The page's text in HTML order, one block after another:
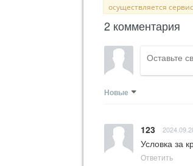
осуществляется
2 комментария
Новые
123
Условка за
Ответить